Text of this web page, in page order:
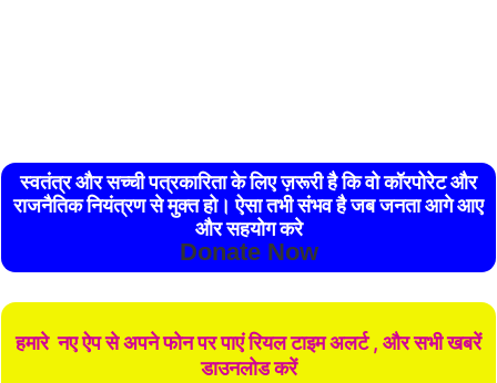
स्वतंत्र और सच्ची पत्रकारिता के लिए ज़रूरी है कि वो कॉरपोरेट और
राजनैतिक नियंत्रण से मुक्त हो। ऐसा तभी संभव है जब जनता आगे आए
और सहयोग करे
Donate Now
हमारे नए ऐप से अपने फोन पर पाएं रियल टाइम अलर्ट , और सभी खबरें
डाउनलोड करें